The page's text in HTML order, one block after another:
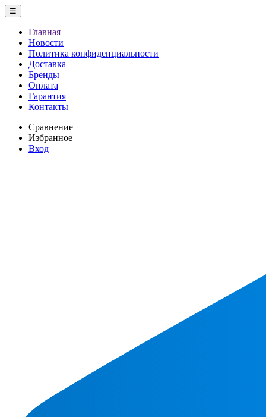
☰
Главная
Новости
Политика конфиденциальности
Доставка
Бренды
Оплата
Гарантия
Контакты
Сравнение
Избранное
Вход